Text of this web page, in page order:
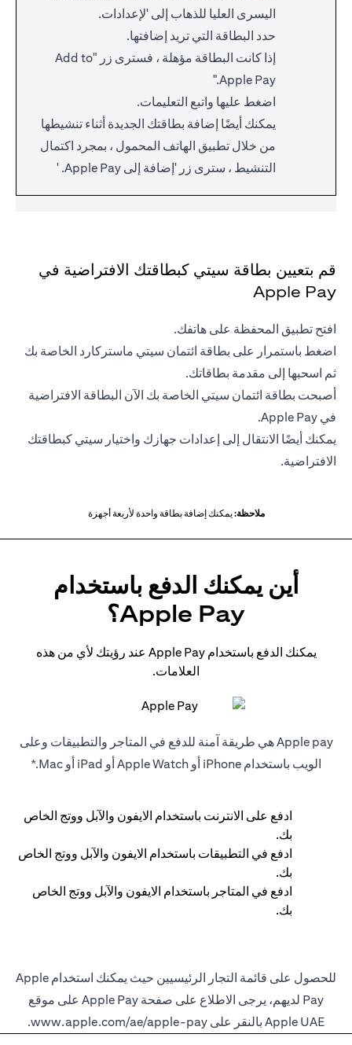
اليسرى العليا للذهاب إلى 'لإعدادات.
حدد البطاقة التي تريد إضافتها.
إذا كانت البطاقة مؤهلة ، فسترى زر "Add to
Apple Pay."
اضغط عليها واتبع التعليمات.
يمكنك أيضًا إضافة بطاقتك الجديدة أثناء تنشيطها
من خلال تطبيق الهاتف المحمول ، بمجرد اكتمال
التنشيط ، سترى زر 'إضافة إلى Apple Pay. '
قم بتعيين بطاقة سيتي كبطاقتك الافتراضية في
Apple Pay
افتح تطبيق المحفظة على هاتفك.
اضغط باستمرار على بطاقة ائتمان سيتي ماستركارد الخاصة بك
ثم اسحبها إلى مقدمة بطاقاتك.
أصبحت بطاقة ائتمان سيتي الخاصة بك الآن البطاقة الافتراضية
في Apple Pay.
يمكنك أيضًا الانتقال إلى إعدادات جهازك واختيار سيتي كبطاقتك
الافتراضية.
ملاحظة:يمكنك إضافة بطاقة واحدة لأربعة أجهزة
أين يمكنك الدفع باستخدام
Apple Pay؟
يمكنك الدفع باستخدام Apple Pay عند رؤيتك لأي من هذه
العلامات.
Apple pay هي طريقة آمنة للدفع في المتاجر والتطبيقات وعلى
الويب باستخدام iPhone أو Apple Watch أو iPad أو Mac.*
ادفع على الانترنت باستخدام الايفون والآبل ووتج الخاص
بك.
ادفع في التطبيقات باستخدام الايفون والآبل ووتج الخاص
بك.
ادفع في المتاجر باستخدام الايفون والآبل ووتج الخاص
بك.
للحصول على قائمة التجار الرئيسيين حيث يمكنك استخدام Apple
Pay لديهم، يرجى الاطلاع على صفحة Apple Pay على موقع
Apple UAE بالنقر على
www.apple.com/ae/apple-pay
.